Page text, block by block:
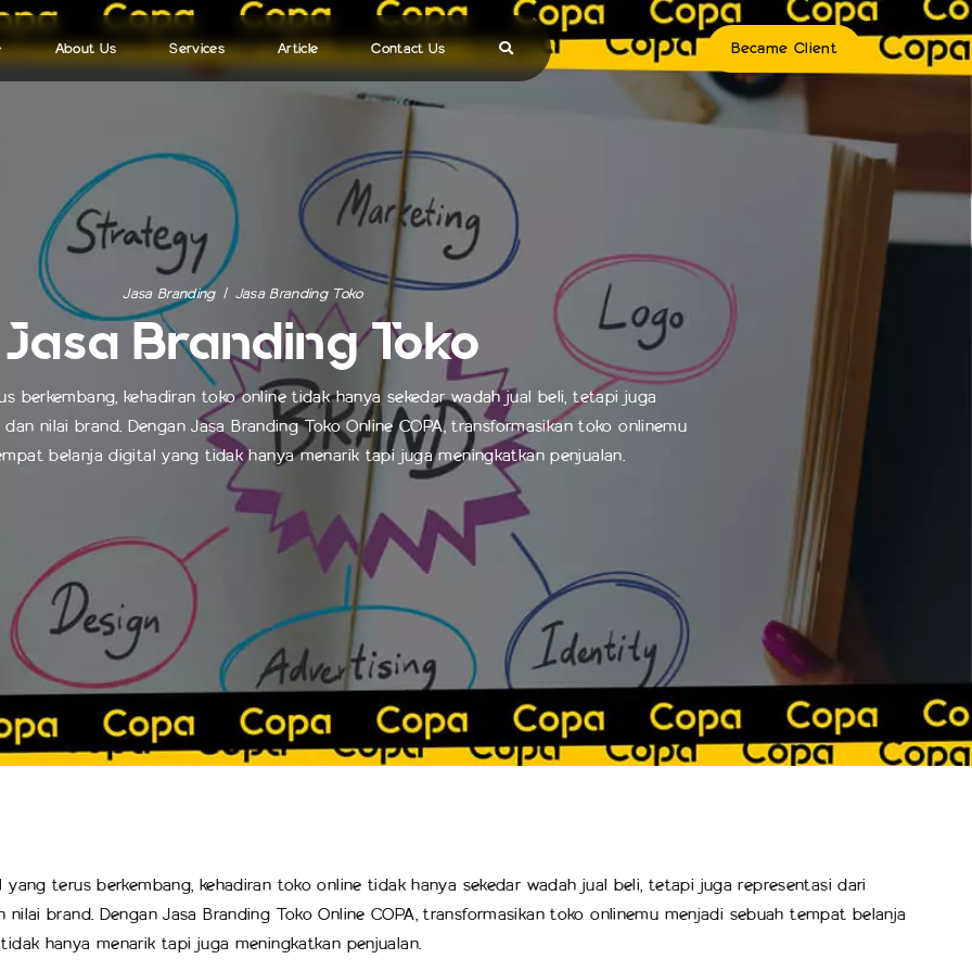
About Us Services
Jasa Fotografi Profesional Jasa Branding
Jasa Branding Produk
Jasa Branding Toko
Article
Blog COPA
FAQ
Tips dan Trik
Contact Us Became Client
Jasa Branding Jasa Branding Toko
Jasa Branding Toko
berkembang, kehadiran toko online tidak hanya sekedar wadah jual beli, tetapi juga
nilai brand. Dengan Jasa Branding Toko Online COPA, transformasikan toko onlinemu
belanja digital yang tidak hanya menarik tapi juga meningkatkan penjualan.
yang terus berkembang, kehadiran toko online tidak hanya sekedar wadah jual beli, tetapi juga representasi dari
nilai brand. Dengan Jasa Branding Toko Online COPA, transformasikan toko onlinemu menjadi sebuah tempat belanja
hanya menarik tapi juga meningkatkan penjualan.